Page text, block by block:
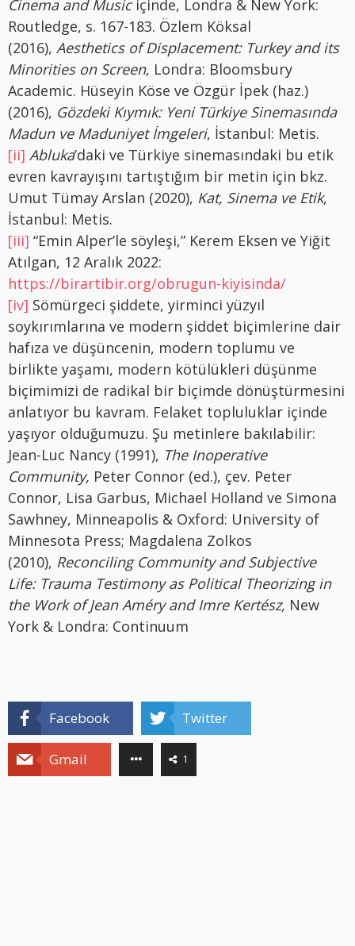
Cinema and Music içinde, Londra & New York:
Routledge, s. 167-183. Özlem Köksal
(2016), Aesthetics of Displacement: Turkey and its
Minorities on Screen, Londra: Bloomsbury
Academic. Hüseyin Köse ve Özgür İpek (haz.)
(2016), Gözdeki Kıymık: Yeni Türkiye Sinemasında
Madun ve Maduniyet İmgeleri, İstanbul: Metis.
[ii] Abluka’daki ve Türkiye sinemasındaki bu etik
evren kavrayışını tartıştığım bir metin için bkz.
Umut Tümay Arslan (2020), Kat, Sinema ve Etik,
İstanbul: Metis.
[iii] “Emin Alper’le söyleşi,” Kerem Eksen ve Yiğit
Atılgan, 12 Aralık 2022:
https://birartibir.org/obrugun-kiyisinda/
[iv] Sömürgeci şiddete, yirminci yüzyıl
soykırımlarına ve modern şiddet biçimlerine dair
hafıza ve düşüncenin, modern toplumu ve
birlikte yaşamı, modern kötülükleri düşünme
biçimimizi de radikal bir biçimde dönüştürmesini
anlatıyor bu kavram. Felaket topluluklar içinde
yaşıyor olduğumuzu. Şu metinlere bakılabilir:
Jean-Luc Nancy (1991), The Inoperative
Community, Peter Connor (ed.), çev. Peter
Connor, Lisa Garbus, Michael Holland ve Simona
Sawhney, Minneapolis & Oxford: University of
Minnesota Press; Magdalena Zolkos
(2010), Reconciling Community and Subjective
Life: Trauma Testimony as Political Theorizing in
the Work of Jean Améry and Imre Kertész, New
York & Londra: Continuum
Facebook Twitter
Gmail 1